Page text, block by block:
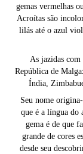
gemas vermelhas
Acroítas são
lilás até o azul
As jazidas
República de
Índia,
Seu nome
que é a língua do
gema é de que
grande de cores
desde seu